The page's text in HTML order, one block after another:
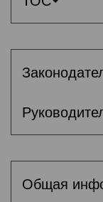
Общая